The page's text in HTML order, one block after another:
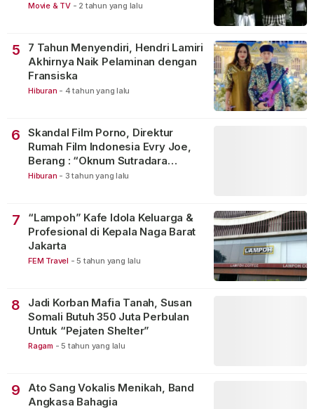
Movie & TV - 2 tahun yang lalu
5
7 Tahun Menyendiri, Hendri Lamiri
Akhirnya Naik Pelaminan dengan
Fransiska
Hiburan - 4 tahun yang lalu
6
Skandal Film Porno, Direktur
Rumah Film Indonesia Evry Joe,
Berang : “Oknum Sutradara
Merusak Perfilman Indonesia”!
Hiburan - 3 tahun yang lalu
7
“Lampoh” Kafe Idola Keluarga &
Profesional di Kepala Naga Barat
Jakarta
FEM Travel - 5 tahun yang lalu
8
Jadi Korban Mafia Tanah, Susan
Somali Butuh 350 Juta Perbulan
Untuk “Pejaten Shelter”
Ragam - 5 tahun yang lalu
9
Ato Sang Vokalis Menikah, Band
Angkasa Bahagia